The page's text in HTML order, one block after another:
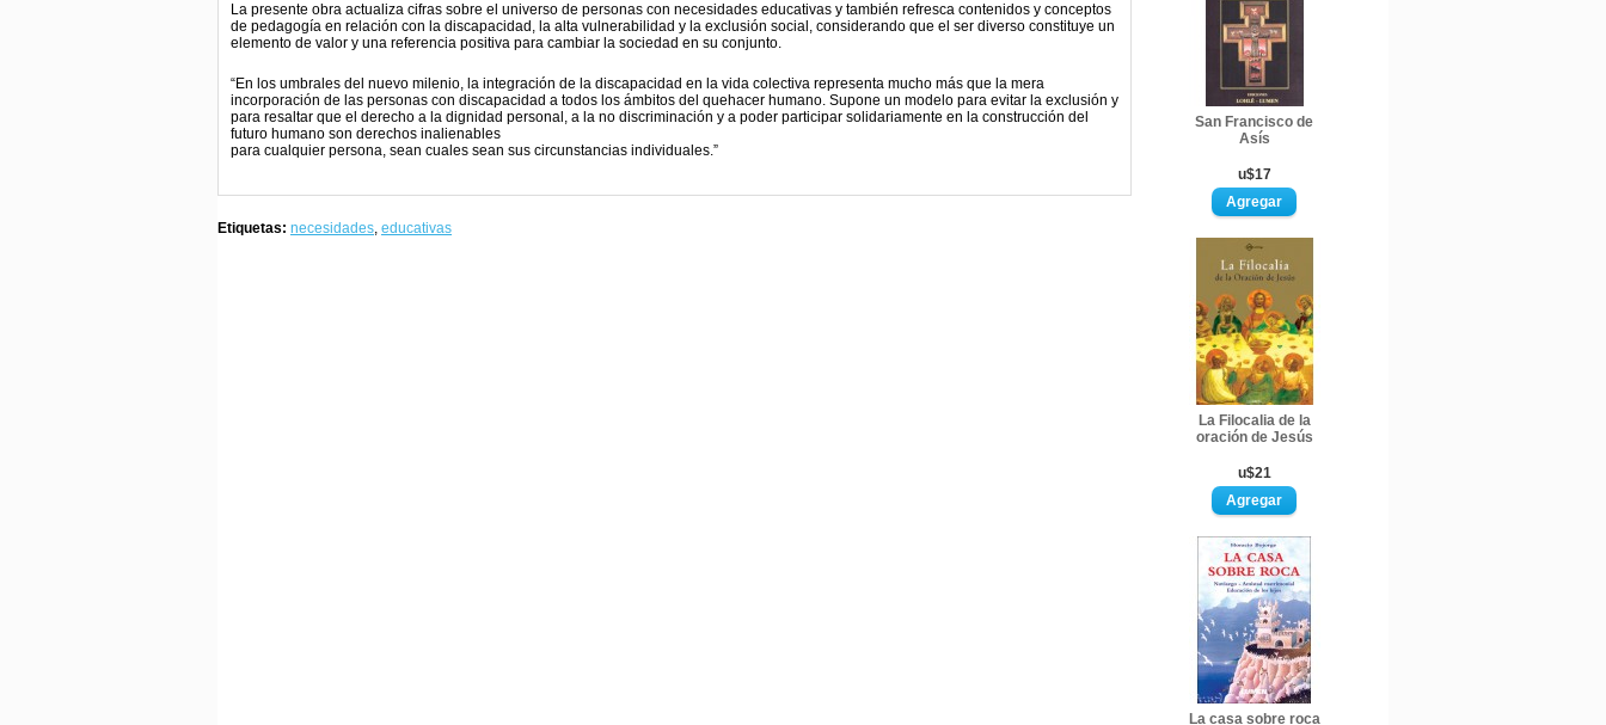
San Francisco de
Asís
u$17
La Filocalia de la
oración de Jesús
u$21
La casa sobre roca
La presente obra actualiza cifras sobre el universo de personas con necesidades educativas y también refresca contenidos y conceptos
de pedagogía en relación con la discapacidad, la alta vulnerabilidad y la exclusión social, considerando que el ser diverso constituye un
elemento de valor y una referencia positiva para cambiar la sociedad en su conjunto.
“En los umbrales del nuevo milenio, la integración de la discapacidad en la vida colectiva representa mucho más que la mera
incorporación de las personas con discapacidad a todos los ámbitos del quehacer humano. Supone un modelo para evitar la exclusión y
para resaltar que el derecho a la dignidad personal, a la no discriminación y a poder participar solidariamente en la construcción del
futuro humano son derechos inalienables
para cualquier persona, sean cuales sean sus circunstancias individuales.”
Etiquetas: necesidades, educativas